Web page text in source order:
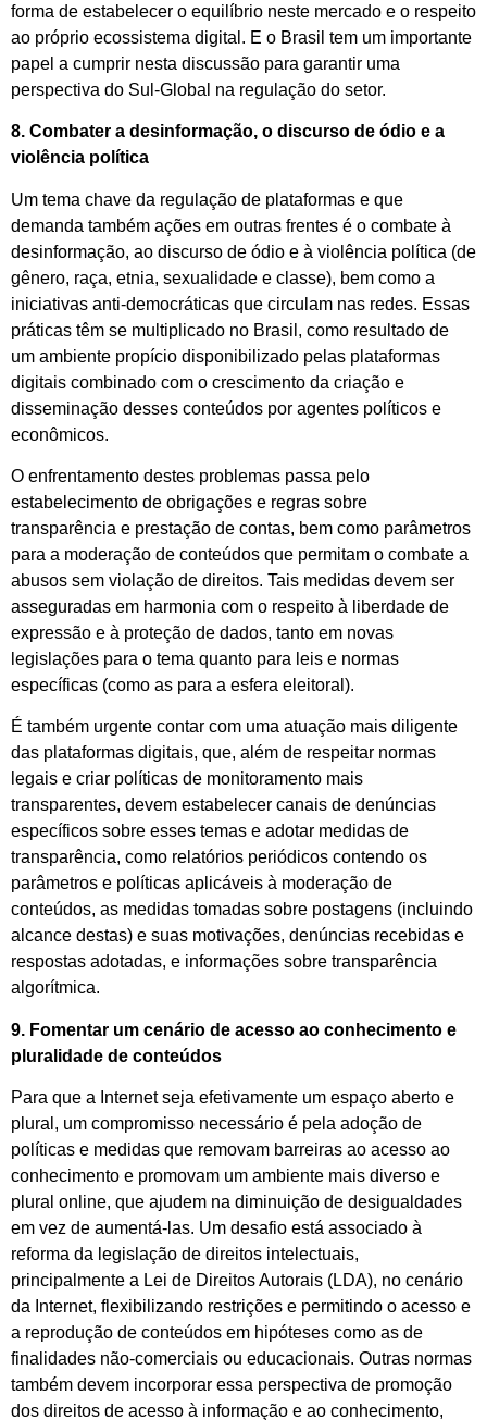
forma de estabelecer o equilíbrio neste mercado e o respeito
ao próprio ecossistema digital. E o Brasil tem um importante
papel a cumprir nesta discussão para garantir uma
perspectiva do Sul-Global na regulação do setor.
8. Combater a desinformação, o discurso de ódio e a
violência política
Um tema chave da regulação de plataformas e que
demanda também ações em outras frentes é o combate à
desinformação, ao discurso de ódio e à violência política (de
gênero, raça, etnia, sexualidade e classe), bem como a
iniciativas anti-democráticas que circulam nas redes. Essas
práticas têm se multiplicado no Brasil, como resultado de
um ambiente propício disponibilizado pelas plataformas
digitais combinado com o crescimento da criação e
disseminação desses conteúdos por agentes políticos e
econômicos.
O enfrentamento destes problemas passa pelo
estabelecimento de obrigações e regras sobre
transparência e prestação de contas, bem como parâmetros
para a moderação de conteúdos que permitam o combate a
abusos sem violação de direitos. Tais medidas devem ser
asseguradas em harmonia com o respeito à liberdade de
expressão e à proteção de dados, tanto em novas
legislações para o tema quanto para leis e normas
específicas (como as para a esfera eleitoral).
É também urgente contar com uma atuação mais diligente
das plataformas digitais, que, além de respeitar normas
legais e criar políticas de monitoramento mais
transparentes, devem estabelecer canais de denúncias
específicos sobre esses temas e adotar medidas de
transparência, como relatórios periódicos contendo os
parâmetros e políticas aplicáveis à moderação de
conteúdos, as medidas tomadas sobre postagens (incluindo
alcance destas) e suas motivações, denúncias recebidas e
respostas adotadas, e informações sobre transparência
algorítmica.
9. Fomentar um cenário de acesso ao conhecimento e
pluralidade de conteúdos
Para que a Internet seja efetivamente um espaço aberto e
plural, um compromisso necessário é pela adoção de
políticas e medidas que removam barreiras ao acesso ao
conhecimento e promovam um ambiente mais diverso e
plural online, que ajudem na diminuição de desigualdades
em vez de aumentá-las. Um desafio está associado à
reforma da legislação de direitos intelectuais,
principalmente a Lei de Direitos Autorais (LDA), no cenário
da Internet, flexibilizando restrições e permitindo o acesso e
a reprodução de conteúdos em hipóteses como as de
finalidades não-comerciais ou educacionais. Outras normas
também devem incorporar essa perspectiva de promoção
dos direitos de acesso à informação e ao conhecimento,